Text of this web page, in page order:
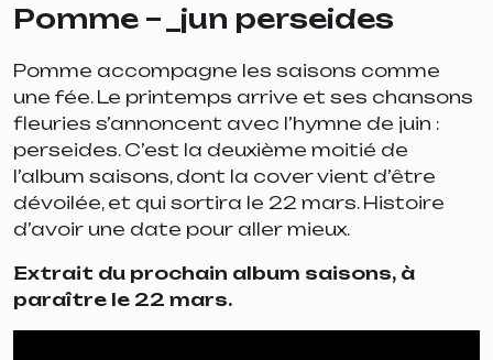
Pomme – _jun perseides
Pomme accompagne les saisons comme
une fée. Le printemps arrive et ses chansons
fleuries s’annoncent avec l’hymne de juin :
perseides. C’est la deuxième moitié de
l’album saisons, dont la cover vient d’être
dévoilée, et qui sortira le 22 mars. Histoire
d’avoir une date pour aller mieux.
Extrait du prochain album saisons, à
paraître le 22 mars.